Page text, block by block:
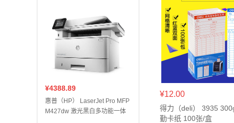
¥4388.89
惠普（HP） LaserJet Pro MFP
M427dw 激光黑白多功能一体
¥12.00
得力（deli） 3935
勤卡纸 100张/盒